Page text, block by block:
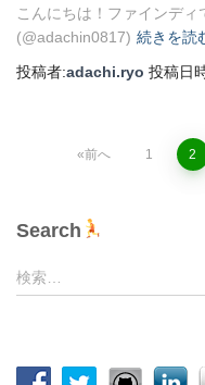
こんにちは！ファインデ
(@adachin0817) 続きを読
投稿者:adachi.ryo 投稿日
前へ 1 2
Search
検
索
検索…